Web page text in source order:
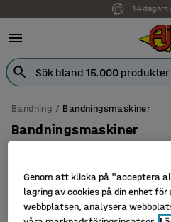
14
Bandning Bandningsmaskiner
Bandningsmaskiner
Genom att klicka på "acceptera
lagring av cookies på din enhet
webbplatsen, analysera